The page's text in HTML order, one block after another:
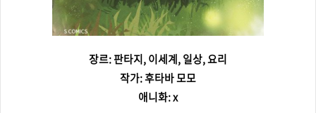
장르: 판타지, 이세계, 일상, 요리
작가: 후타바 모모
애니화: x